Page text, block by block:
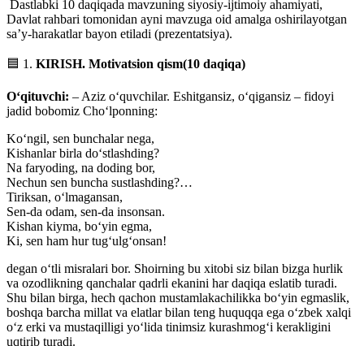
Dastlabki 10 daqiqada mavzuning siyosiy-ijtimoiy ahamiyati,
Davlat rahbari tomonidan ayni mavzuga oid amalga oshirilayotgan
sa’y-harakatlar bayon etiladi (prezentatsiya).
🟦 1. KIRISH. Motivatsion qism(10 daqiqa)
Oʻqituvchi: – Aziz oʻquvchilar. Eshitgansiz, oʻqigansiz – fidoyi
jadid bobomiz Choʻlponning:
Koʻngil, sen bunchalar nega,
Kishanlar birla doʻstlashding?
Na faryoding, na doding bor,
Nechun sen buncha sustlashding?…
Tiriksan, oʻlmagansan,
Sen-da odam, sen-da insonsan.
Kishan kiyma, boʻyin egma,
Ki, sen ham hur tugʻulgʻonsan!
degan oʻtli misralari bor. Shoirning bu xitobi siz bilan bizga hurlik
va ozodlikning qanchalar qadrli ekanini har daqiqa eslatib turadi.
Shu bilan birga, hech qachon mustamlakachilikka boʻyin egmaslik,
boshqa barcha millat va elatlar bilan teng huquqqa ega oʻzbek xalqi
oʻz erki va mustaqilligi yoʻlida tinimsiz kurashmogʻi kerakligini
uqtirib turadi.